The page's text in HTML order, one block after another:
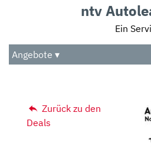
Audio
Das Beste
ntv
Ein
Angebote ▾
Zurück zu den
Deals